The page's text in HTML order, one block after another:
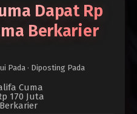
Dapat Rp
Berkarier
Pada · Diposting Pada